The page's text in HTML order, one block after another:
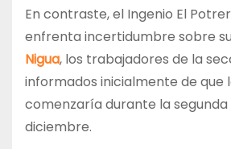
En contraste, el Ingenio El
enfrenta incertidumbre sobre su
Nigua, los trabajadores de la
informados inicialmente de que
comenzaría durante la segunda
diciembre.